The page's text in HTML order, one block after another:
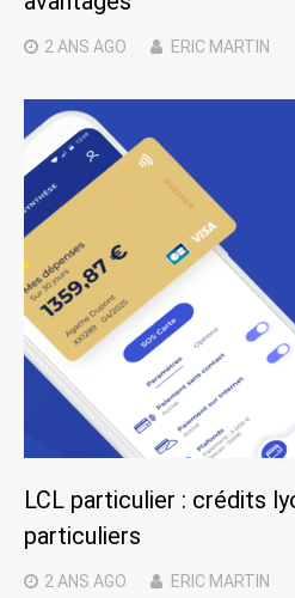
2 ANS AGO ERIC MARTIN
LCL particulier : crédits
particuliers
2 ANS AGO ERIC MARTIN